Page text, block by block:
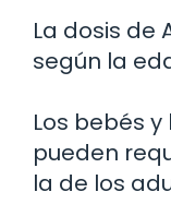
La dosis de
según la
Los bebés
pueden
la de los